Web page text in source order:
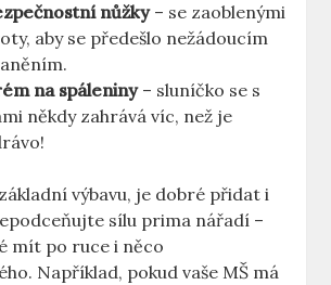
nůžky– se zaoblenými
aby se předešlo nežádoucím
na spáleniny– sluníčko se s
někdy zahrává víc, než je
výbavu, je dobré přidat i
sílu prima nářadí –
mít po ruce i něco
Například, pokud vaše MŠ má